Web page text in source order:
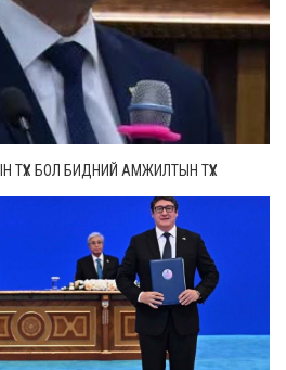
БОЛ БИДНИЙ АМЖИЛТЫН ТҮҮХ